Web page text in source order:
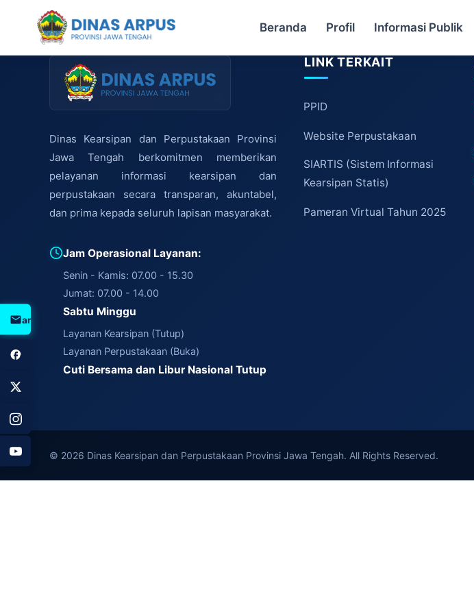
arpus@jatengprov.go.id
Dinas Kearsipan dan Perpustakaan Provinsi
Jawa Tengah berkomitmen memberikan
pelayanan informasi kearsipan dan
perpustakaan secara transparan, akuntabel,
dan prima kepada seluruh lapisan masyarakat.
Jam Operasional Layanan:
Senin - Kamis: 07.00 - 15.30
Jumat: 07.00 - 14.00
Sabtu Minggu
Layanan Kearsipan (Tutup)
Layanan Perpustakaan (Buka)
Cuti Bersama dan Libur Nasional Tutup
LINK TERKAIT
PPID
Website Perpustakaan
SIARTIS (Sistem Informasi
Kearsipan Statis)
Pameran Virtual Tahun 2025
© 2026 Dinas Kearsipan dan Perpustakaan Provinsi Jawa Tengah. All Rights Reserved.
Beranda Profil Informasi Publik